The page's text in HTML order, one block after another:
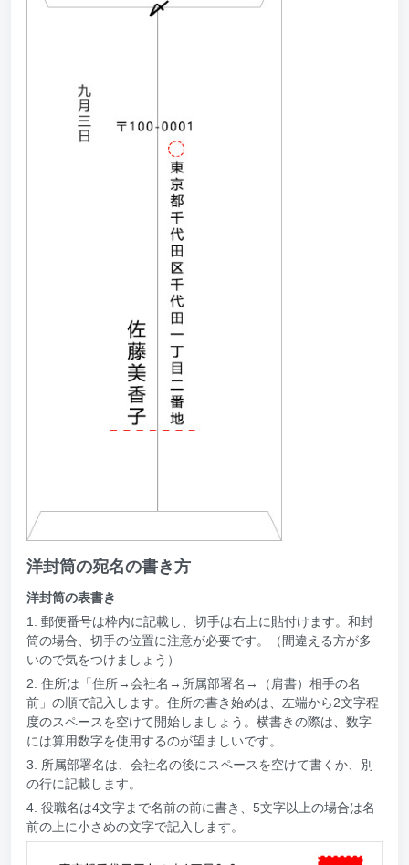
洋封筒の宛名の書き方
洋封筒の表書き
1. 郵便番号は枠内に記載し、切手は右上に貼付けます。和封
筒の場合、切手の位置に注意が必要です。（間違える方が多
いので気をつけましょう）
2. 住所は「住所→会社名→所属部署名→（肩書）相手の名
前」の順で記入します。住所の書き始めは、左端から2文字程
度のスペースを空けて開始しましょう。横書きの際は、数字
には算用数字を使用するのが望ましいです。
3. 所属部署名は、会社名の後にスペースを空けて書くか、別
の行に記載します。
4. 役職名は4文字まで名前の前に書き、5文字以上の場合は名
前の上に小さめの文字で記入します。